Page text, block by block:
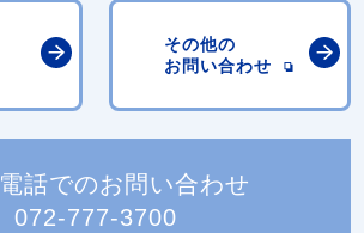
その他の
お問い合わせ
電話でのお問い合わせ
072-777-3700